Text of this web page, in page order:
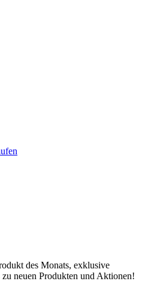
des Monats, exklusive
neuen Produkten und Aktionen!